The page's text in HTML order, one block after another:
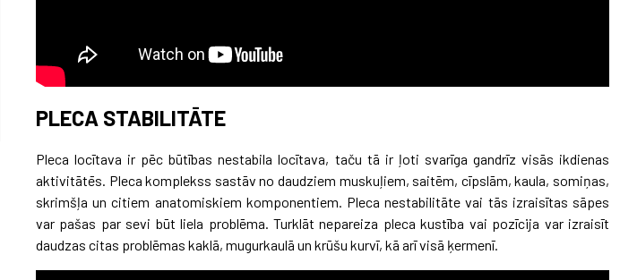
PLECA STABILITĀTE
Pleca locītava ir pēc būtības nestabila locītava, taču tā ir ļoti svarīga gandrīz visās ikdienas
aktivitātēs. Pleca komplekss sastāv no daudziem muskuļiem, saitēm, cīpslām, kaula, somiņas,
skrimšļa un citiem anatomiskiem komponentiem. Pleca nestabilitāte vai tās izraisītas sāpes
var pašas par sevi būt liela problēma. Turklāt nepareiza pleca kustība vai pozīcija var izraisīt
daudzas citas problēmas kaklā, mugurkaulā un krūšu kurvī, kā arī visā ķermenī.